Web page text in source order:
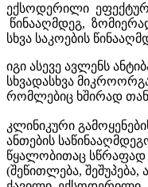
ექსოდერილი
წინააღმდეგ,
სხვა საკოების
იგი ასევე ავლენს
სხვადასხვა
რომლებიც ხშირად თან
კლინიკური
ანთების
წყალობითაც სწრაფად
(შეწითლება,